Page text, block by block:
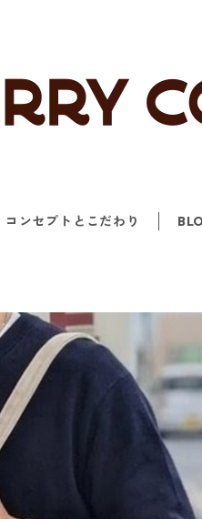
コンセプトとこだわり